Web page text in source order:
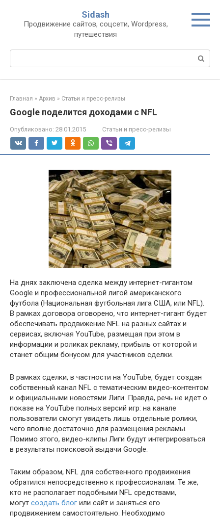
контенту
Sidash
Продвижение сайтов, соцсети, Wordpress,
путешествия
Главная » Архив » Статьи и пресс-релизы
Google поделится доходами с NFL
Опубликовано: 28.01.2015 Статьи и пресс-релизы
На днях заключена сделка между интернет-гигантом
Google и профессиональной лигой американского
футбола (Национальная футбольная лига США, или NFL).
В рамках договора оговорено, что интернет-гигант будет
обеспечивать продвижение NFL на разных сайтах и
сервисах, включая YouTube, размещая при этом в
информации и роликах рекламу, прибыль от которой и
станет общим бонусом для участников сделки.
В рамках сделки, в частности на YouTube, будет создан
собственный канал NFL с тематическим видео-контентом
и официальными новостями Лиги. Правда, речь не идет о
показе на YouTube полных версий игр: на канале
пользователи смогут увидеть лишь отдельные ролики,
чего вполне достаточно для размещения рекламы.
Помимо этого, видео-клипы Лиги будут интегрироваться
в результаты поисковой выдачи Google.
Таким образом, NFL для собственного продвижения
обратился непосредственно к профессионалам. Те же,
кто не располагает подобными NFL средствами,
могут создать блог или сайт и заняться его
продвижением самостоятельно. Необходимо